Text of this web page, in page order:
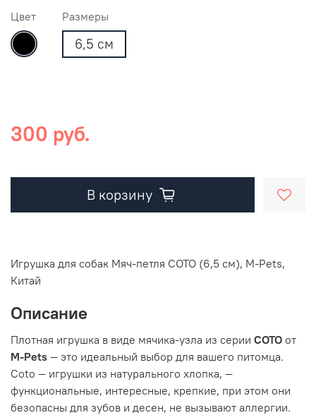
Цвет Размеры
6,5 см
300 руб.
В корзину
Игрушка для собак Мяч-петля СОТО (6,5 см), M-Pets,
Китай
Описание
Плотная игрушка в виде мячика-узла из серии СОТО от
M-Pets — это идеальный выбор для вашего питомца.
Coto — игрушки из натурального хлопка, —
функциональные, интересные, крепкие, при этом они
безопасны для зубов и десен, не вызывают аллергии.